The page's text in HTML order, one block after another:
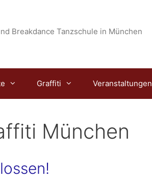
Breakdance Tanzschule in München
Graffiti Veranstaltungen
München